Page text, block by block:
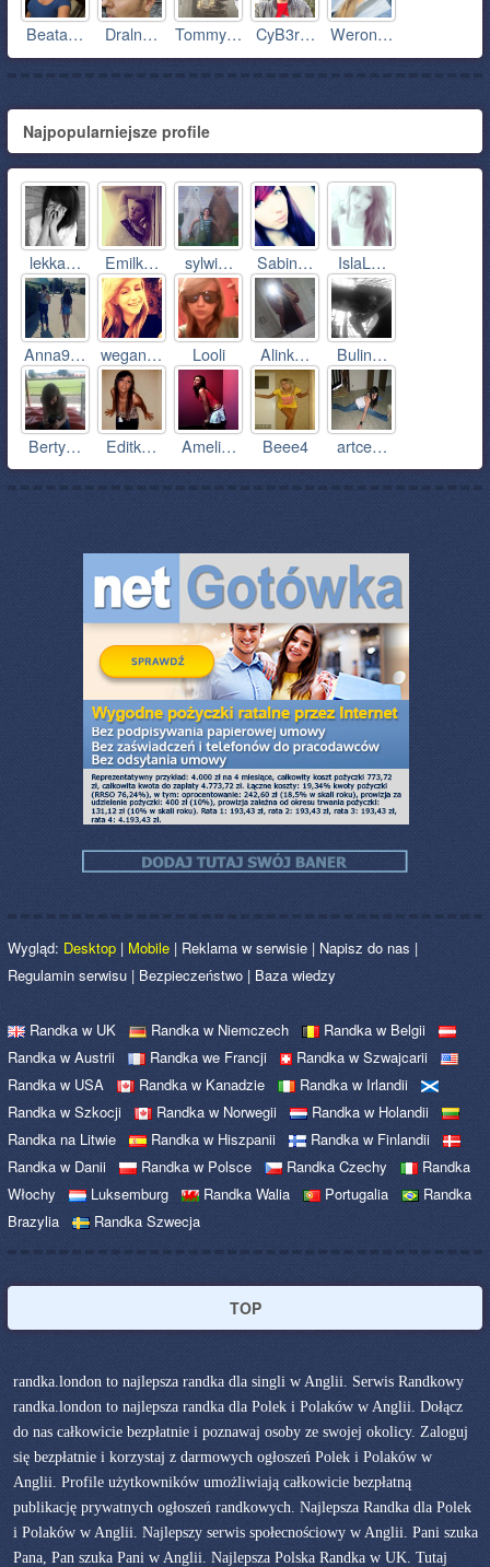
Beata… Draln… Tommy… CyB3r… Weron…
Najpopularniejsze profile
lekka… Emilk… sylwi… Sabin… IslaL…
Anna9… wegan… Looli Alink… Bulin…
Berty… Editk… Ameli… Beee4 artce…
Wygląd: Desktop | Mobile | Reklama w serwisie | Napisz do nas |
Regulamin serwisu | Bezpieczeństwo | Baza wiedzy
Randka w UK Randka w Niemczech
Randka w Belgii
Randka w Austrii
Randka we Francji
Randka w Szwajcarii
Randka w USA
Randka w Kanadzie
Randka w Irlandii
Randka w Szkocji
Randka w Norwegii
Randka w Holandii
Randka na Litwie
Randka w Hiszpanii
Randka w Finlandii
Randka w Danii
Randka w Polsce Randka Czechy
Randka
Włochy
Luksemburg Randka Walia Portugalia
Randka
Brazylia
Randka Szwecja
TOP
randka.london to najlepsza randka dla singli w Anglii. Serwis Randkowy
randka.london to najlepsza randka dla Polek i Polaków w Anglii. Dołącz
do nas całkowicie bezpłatnie i poznawaj osoby ze swojej okolicy. Zaloguj
się bezpłatnie i korzystaj z darmowych ogłoszeń Polek i Polaków w
Anglii. Profile użytkowników umożliwiają całkowicie bezpłatną
publikację prywatnych ogłoszeń randkowych. Najlepsza Randka dla Polek
i Polaków w Anglii. Najlepszy serwis społecnościowy w Anglii. Pani szuka
Pana, Pan szuka Pani w Anglii. Najlepsza Polska Randka w UK. Tutaj